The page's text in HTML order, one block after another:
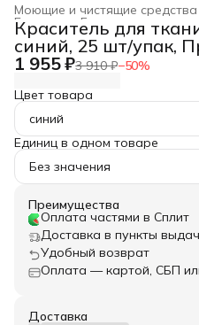
Моющие и чистящие средства
Бытовая химия ›
Главная ›
Краситель для
синий, 25 шт/упак,
1 955 ₽3 910 ₽−50%
Цвет товара
синий
Единиц в одном товаре
Без значения
Преимущества
Оплата частями в Сплит
Доставка в пункты
Удобный возврат
Оплата — картой, СБП
Доставка